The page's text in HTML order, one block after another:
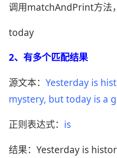
调用matchAndPrint方法
today
2、有多个匹配结果
源文本： Yesterday is
mystery, but today is a
正则表达式： is
结果：Yesterday is